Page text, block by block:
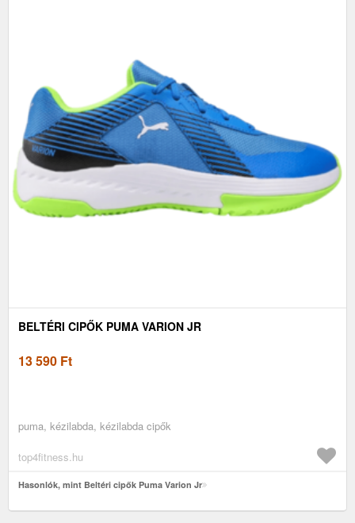
BELTÉRI CIPŐK PUMA VARION JR
13 590 Ft
puma, kézilabda, kézilabda cipők
top4fitness.hu
Hasonlók, mint Beltéri cipők Puma Varion Jr